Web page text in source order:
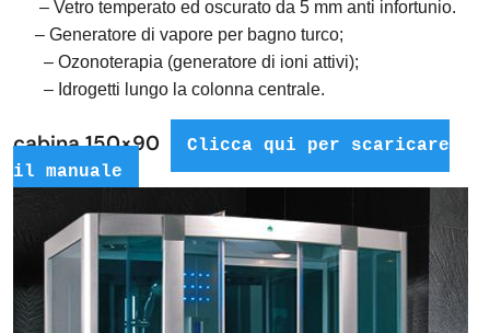
– Vetro temperato ed oscurato da 5 mm anti infortunio.
– Generatore di vapore per bagno turco;
– Ozonoterapia (generatore di ioni attivi);
– Idrogetti lungo la colonna centrale.
cabina 150×90
Clicca qui per scaricare
il manuale